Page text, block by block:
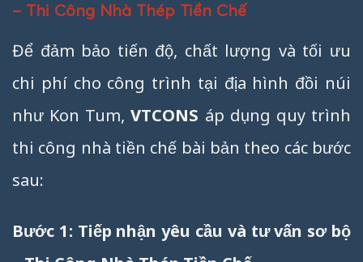
– Thi Công Nhà Thép Tiền Chế
Để đảm bảo tiến độ, chất lượng và tối ưu
chi phí cho công trình tại địa hình đồi núi
như Kon Tum,VTCONS áp dụng quy trình
thi công nhà tiền chế bài bản theo các bước
sau:
Bước 1: Tiếp nhận yêu cầu và tư vấn sơ bộ